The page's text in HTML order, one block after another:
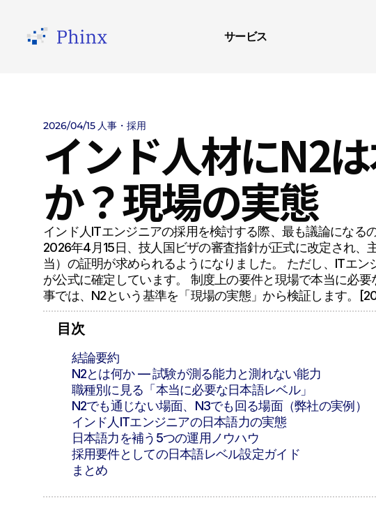
サービス
2026/04/15 人事・採用
インド人材にN2
か？現場の実態
インド人ITエンジニアの採用を検討する際、最も議論になる
2026年4月15日、技人国ビザの審査指針が正式に改定され、
当）の証明が求められるようになりました。 ただし、ITエ
が公式に確定しています。 制度上の要件と現場で本当に必
事では、N2という基準を「現場の実態」から検証します。
目次
結論要約
N2とは何か — 試験が測る能力と測れない能力
職種別に見る「本当に必要な日本語レベル」
N2でも通じない場面、N3でも回る場面（弊社の実例）
インド人ITエンジニアの日本語力の実態
日本語力を補う5つの運用ノウハウ
採用要件としての日本語レベル設定ガイド
まとめ